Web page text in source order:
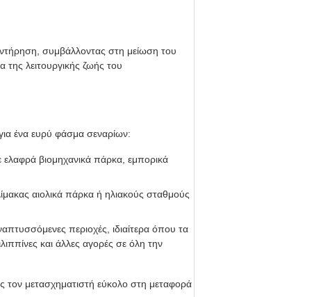
συμβάλλοντας στη μείωση του
της λειτουργικής ζωής του
ένα ευρύ φάσμα σεναρίων:
βιομηχανικά πάρκα, εμπορικά
αιολικά πάρκα ή ηλιακούς σταθμούς
περιοχές, ιδιαίτερα όπου τα
και άλλες αγορές σε όλη την
τον μετασχηματιστή εύκολο στη μεταφορά